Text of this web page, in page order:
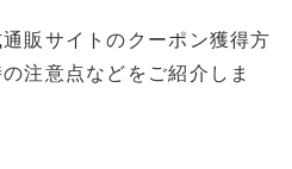
販サイトのクーポン獲得方
注意点などをご紹介しま